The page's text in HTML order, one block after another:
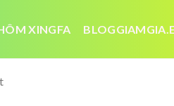
XINGFA